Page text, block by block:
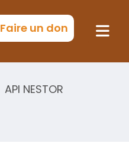
Faire un don
API NESTOR